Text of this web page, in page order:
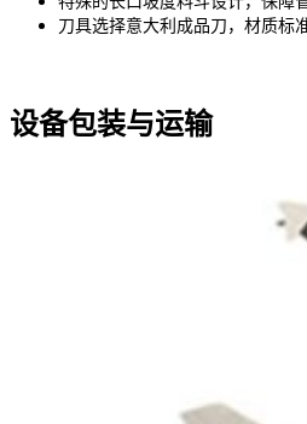
刀具选择意大利成品刀，材质标
设备包装与运输